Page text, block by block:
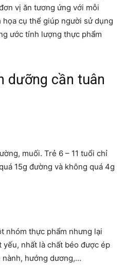
vị ăn tương ứng với mỗi
cụ thể giúp người sử dụng
ước tính lượng thực phẩm
dưỡng cần tuân
muối. Trẻ 6 – 11 tuổi chỉ
15g đường và không quá 4g
nhóm thực phẩm nhưng lại
nhất là chất béo được ép
nành, hướng dương,…